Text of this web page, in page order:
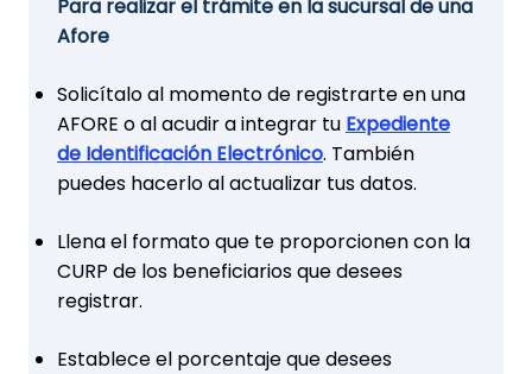
Para realizar el trámite en la sucursal de una
Afore
Solicítalo al momento de registrarte en una
AFORE o al acudir a integrar tu Expediente
de Identificación Electrónico. También
puedes hacerlo al actualizar tus datos.
Llena el formato que te proporcionen con la
CURP de los beneficiarios que desees
registrar.
Establece el porcentaje que desees